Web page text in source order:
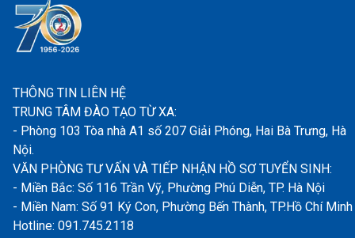
THÔNG TIN LIÊN HỆ
TRUNG TÂM ĐÀO TẠO TỪ XA:
- Phòng 103 Tòa nhà A1 số 207 Giải Phóng, Hai Bà Trưng, Hà
Nội.
VĂN PHÒNG TƯ VẤN VÀ TIẾP NHẬN HỒ SƠ TUYỂN SINH:
- Miền Bắc: Số 116 Trần Vỹ, Phường Phú Diễn, TP. Hà Nội
- Miền Nam: Số 91 Ký Con, Phường Bến Thành, TP.Hồ Chí Minh
Hotline: 091.745.2118